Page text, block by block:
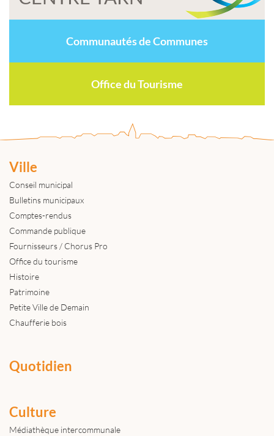
Communautés de Communes
Office du Tourisme
Ville
Conseil municipal
Bulletins municipaux
Comptes-rendus
Commande publique
Fournisseurs / Chorus Pro
Office du tourisme
Histoire
Patrimoine
Petite Ville de Demain
Chaufferie bois
Quotidien
Culture
Médiathèque intercommunale